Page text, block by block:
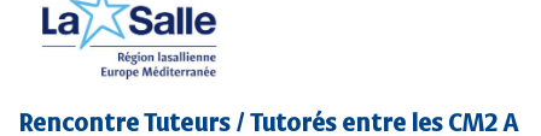
Rencontre Tuteurs / Tutorés entre les CM2 A